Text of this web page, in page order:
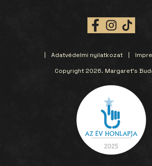
Adatvédelmi nyilatkozat
Copyright 2026. Margaret’s